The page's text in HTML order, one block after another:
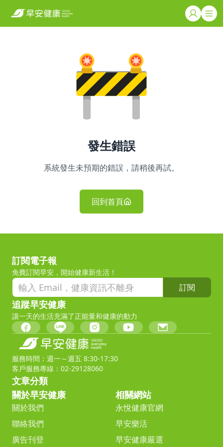
發生錯誤
系統發生未預期的錯誤，請稍後再試。
回到首頁
訂閱電子報
免費訂閱早安，開始健康新生活！
訂閱
追蹤早安健康
讓一天的生活充滿了正能量和健康的動力
服務時間：週一～週五 8:30-17:30
客戶服務專線：02-29128060
文章分類
關於早安健康
關於我們
聯絡我們
廣告刊登
相關網站
永悅健康官網
早安樂活
早安健康嚴選